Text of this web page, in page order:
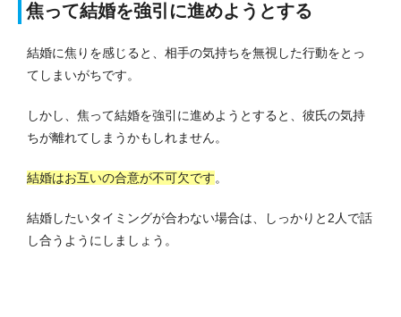
焦って結婚を強引に進めようとする
結婚に焦りを感じると、相手の気持ちを無視した行動をとっ
てしまいがちです。
しかし、焦って結婚を強引に進めようとすると、彼氏の気持
ちが離れてしまうかもしれません。
結婚はお互いの合意が不可欠です。
結婚したいタイミングが合わない場合は、しっかりと2人で話
し合うようにしましょう。